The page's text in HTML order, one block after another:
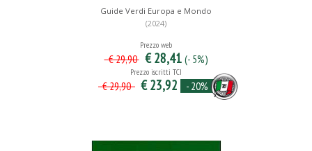
Guide Verdi Europa e Mondo
(2024)
Prezzo web
€ 29,90 € 28,41 (- 5%)
Prezzo iscritti TCI
€ 29,90 € 23,92 - 20%